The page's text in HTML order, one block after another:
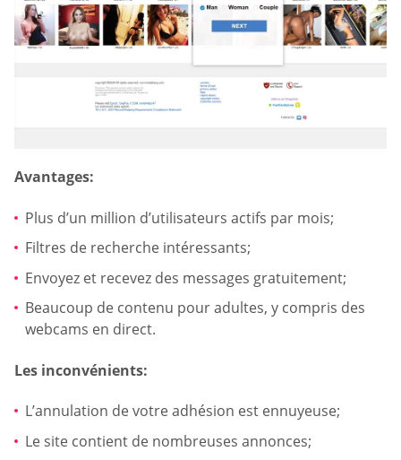
Avantages:
Plus d’un million d’utilisateurs actifs par mois;
Filtres de recherche intéressants;
Envoyez et recevez des messages gratuitement;
Beaucoup de contenu pour adultes, y compris des
webcams en direct.
Les inconvénients:
L’annulation de votre adhésion est ennuyeuse;
Le site contient de nombreuses annonces;